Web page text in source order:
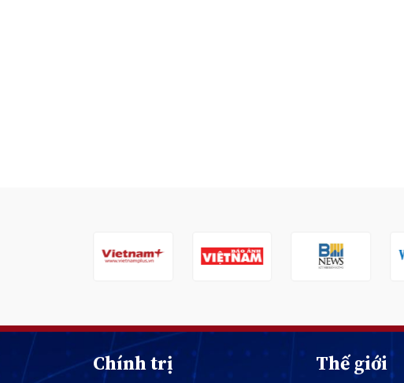
Chính trị Thế giới